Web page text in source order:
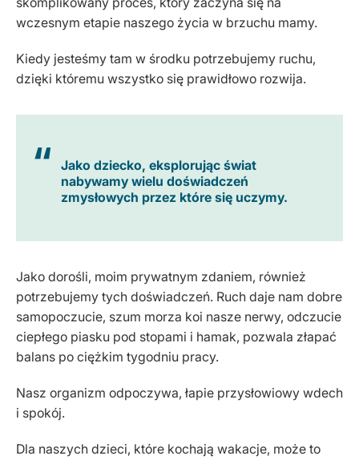
wczesnym etapie naszego życia w brzuchu mamy.
Kiedy jesteśmy tam w środku potrzebujemy ruchu,
dzięki któremu wszystko się prawidłowo rozwija.
Jako dziecko, eksplorując świat
nabywamy wielu doświadczeń
zmysłowych przez które się uczymy.
Jako dorośli, moim prywatnym zdaniem, również
potrzebujemy tych doświadczeń. Ruch daje nam dobre
samopoczucie, szum morza koi nasze nerwy, odczucie
ciepłego piasku pod stopami i hamak, pozwala złapać
balans po ciężkim tygodniu pracy.
Nasz organizm odpoczywa, łapie przysłowiowy wdech
i spokój.
Dla naszych dzieci, które kochają wakacje, może to